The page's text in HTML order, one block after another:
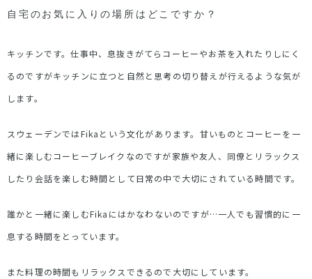
自宅のお気に入りの場所はどこですか？
キッチンです。仕事中、息抜きがてらコーヒーやお茶を入れたりしにく
るのですがキッチンに立つと自然と思考の切り替えが行えるような気が
します。
スウェーデンではFikaという文化があります。甘いものとコーヒーを一
緒に楽しむコーヒーブレイクなのですが家族や友人、同僚とリラックス
したり会話を楽しむ時間として日常の中で大切にされている時間です。
誰かと一緒に楽しむFikaにはかなわないのですが…一人でも習慣的に一
息する時間をとっています。
また料理の時間もリラックスできるので大切にしています。